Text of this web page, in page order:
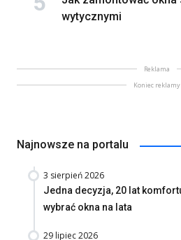
wytycznymi
Reklama
Koniec reklamy
Najnowsze na portalu
3 sierpień 2026
Jedna decyzja, 20 lat
wybrać okna na lata
29 lipiec 2026